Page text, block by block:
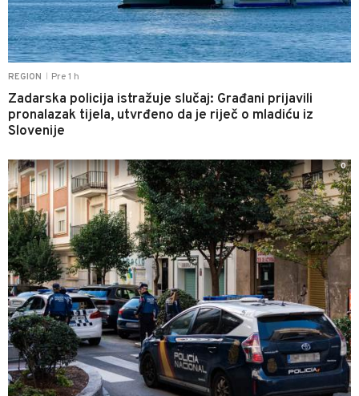
REGION Pre 1 h
Zadarska policija istražuje slučaj: Građani prijavili
pronalazak tijela, utvrđeno da je riječ o mladiću iz
Slovenije
0